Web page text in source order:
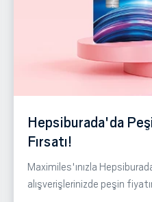
Hepsiburada'da
Fırsatı!
Maximiles'ınızla
alışverişlerinizde peşin